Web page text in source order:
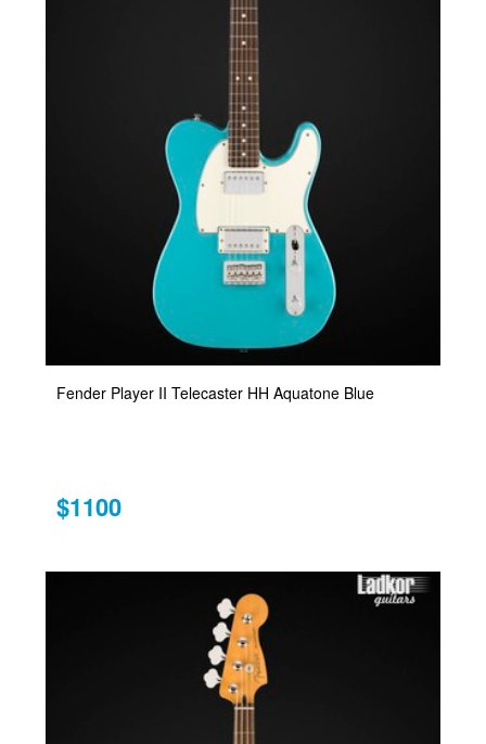
Fender Player II Telecaster HH Aquatone Blue
$1100